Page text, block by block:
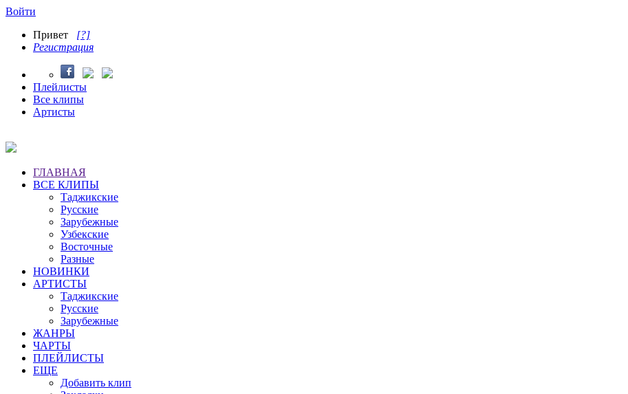
Войти
Привет [?]
Регистрация
Плейлисты
Все клипы
Артисты
ГЛАВНАЯ
ВСЕ КЛИПЫ
Таджикские
Русские
Зарубежные
Узбекские
Восточные
Разные
НОВИНКИ
АРТИСТЫ
Таджикские
Русские
Зарубежные
ЖАНРЫ
ЧАРТЫ
ПЛЕЙЛИСТЫ
ЕЩЕ
Добавить клип